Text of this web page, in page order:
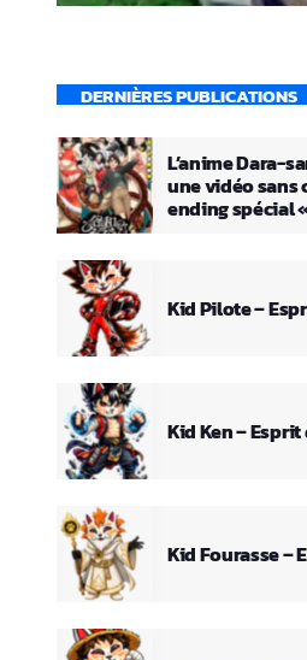
DERNIÈRES PUBLICATIONS
L’anime Dara-
une vidéo sans
ending spécial
Kid Pilote –
Kid Ken –
Kid Fourasse –